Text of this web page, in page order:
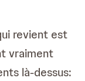
revient est
vraiment
là-dessus: